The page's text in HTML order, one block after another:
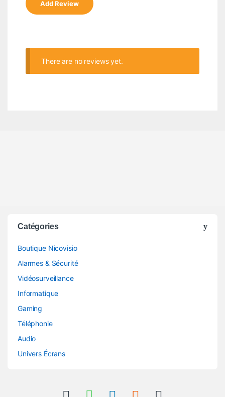
There are no reviews yet.
Catégories
Boutique Nicovisio
Alarmes & Sécurité
Vidéosurveillance
Informatique
Gaming
Téléphonie
Audio
Univers Écrans